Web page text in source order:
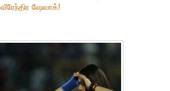
வீரேந்திர ஷேவாக்!